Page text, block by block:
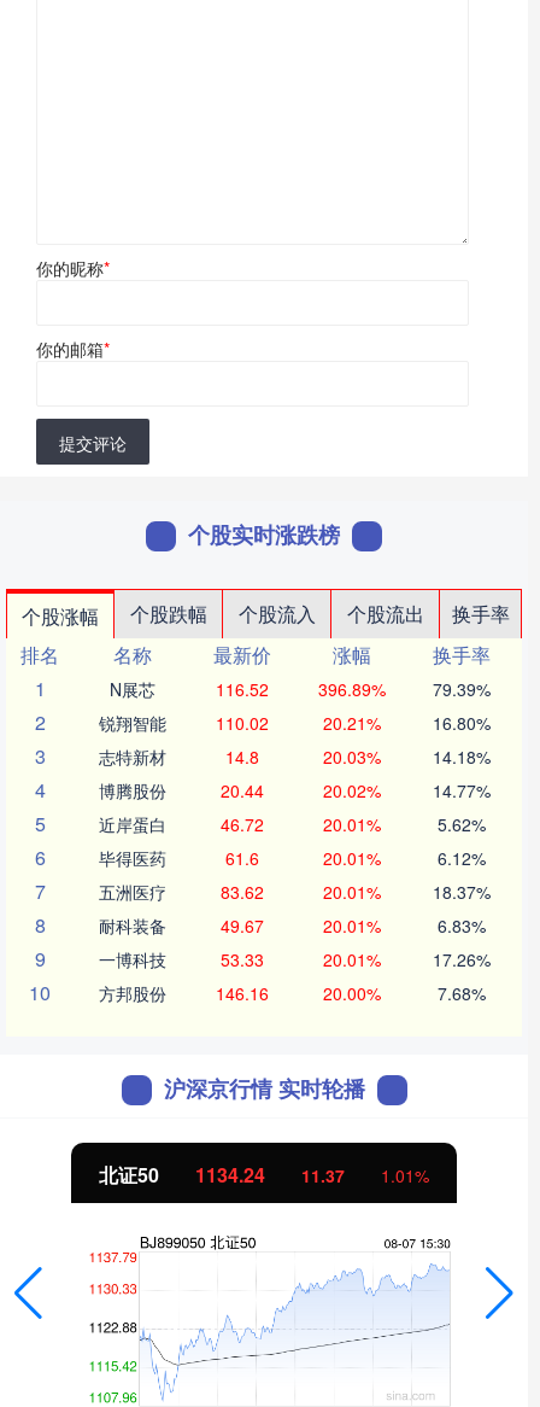
你的昵称*
你的邮箱*
提交评论
个股实时涨跌榜
个股涨幅 个股跌幅 个股流入 个股流出
换手率
排名
名称 最新价 涨幅
换手率
1
N展芯 116.52 396.89% 79.39%
2 锐翔智能 110.02 20.21% 16.80%
3 志特新材 14.8 20.03% 14.18%
4 博腾股份 20.44 20.02% 14.77%
5 近岸蛋白 46.72 20.01% 5.62%
6 毕得医药 61.6 20.01% 6.12%
7 五洲医疗 83.62 20.01% 18.37%
8 耐科装备 49.67 20.01% 6.83%
9 一博科技 53.33 20.01% 17.26%
10 方邦股份 146.16 20.00% 7.68%
沪深京行情 实时轮播
北证50 1134.24 11.37 1.01%